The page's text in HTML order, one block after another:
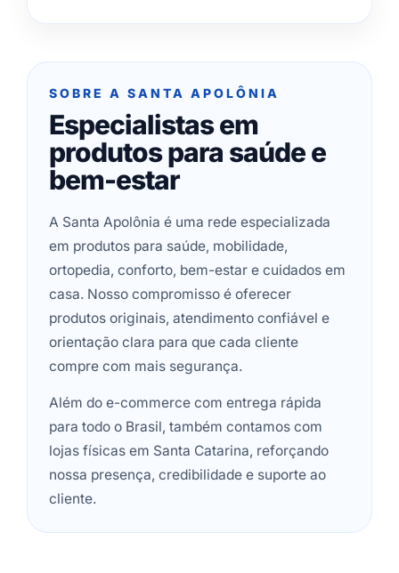
SOBRE A SANTA APOLÔNIA
Especialistas em
produtos para saúde e
bem-estar
A Santa Apolônia é uma rede especializada
em produtos para saúde, mobilidade,
ortopedia, conforto, bem-estar e cuidados em
casa. Nosso compromisso é oferecer
produtos originais, atendimento confiável e
orientação clara para que cada cliente
compre com mais segurança.
Além do e-commerce com entrega rápida
para todo o Brasil, também contamos com
lojas físicas em Santa Catarina, reforçando
nossa presença, credibilidade e suporte ao
cliente.